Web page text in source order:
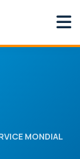
MONDIAL